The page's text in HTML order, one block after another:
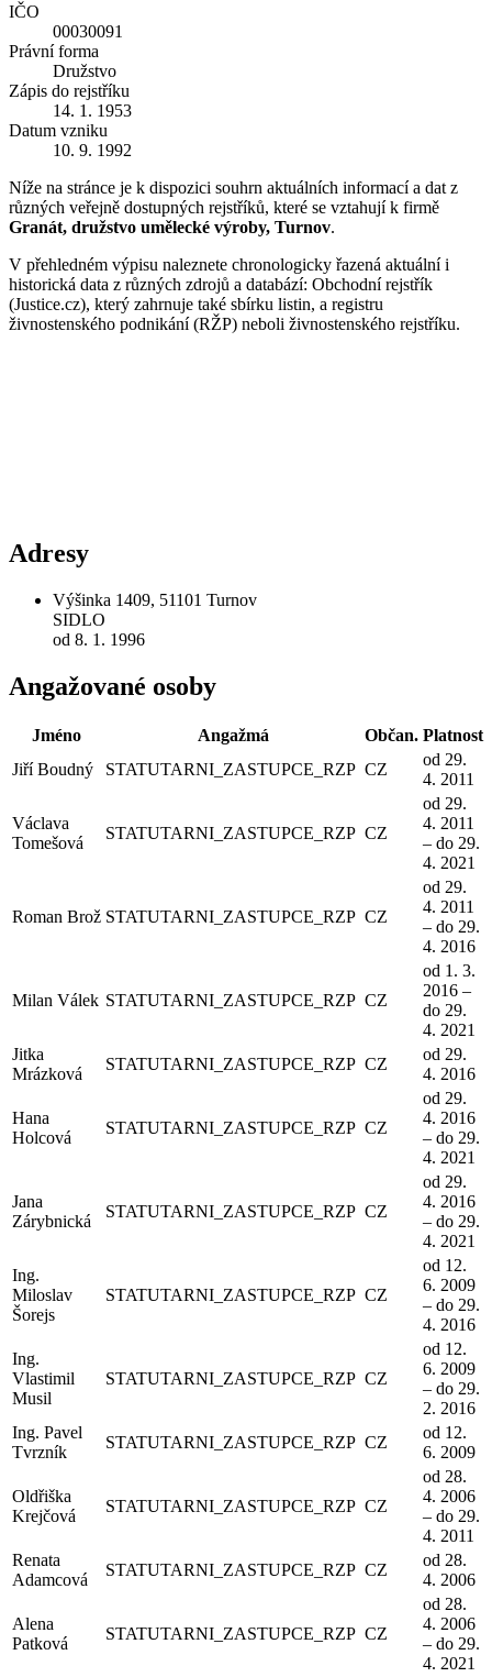
IČO
00030091
Právní forma
Družstvo
Zápis do rejstříku
14. 1. 1953
Datum vzniku
10. 9. 1992
Níže na stránce je k dispozici souhrn aktuálních informací a dat z
různých veřejně dostupných rejstříků, které se vztahují k firmě
Granát, družstvo umělecké výroby, Turnov.
V přehledném výpisu naleznete chronologicky řazená aktuální i
historická data z různých zdrojů a databází: Obchodní rejstřík
(Justice.cz), který zahrnuje také sbírku listin, a registru
živnostenského podnikání (RŽP) neboli živnostenského rejstříku.
Adresy
Výšinka 1409, 51101 Turnov
SIDLO
od 8. 1. 1996
Angažované osoby
Jméno Angažmá Občan. Platnost
Jiří Boudný
STATUTARNI_ZASTUPCE_RZP CZ
od 29.
4. 2011
Václava
Tomešová
STATUTARNI_ZASTUPCE_RZP CZ
od 29.
4. 2011
– do 29.
4. 2021
Roman Brož STATUTARNI_ZASTUPCE_RZP CZ
od 29.
4. 2011
– do 29.
4. 2016
Milan Válek STATUTARNI_ZASTUPCE_RZP CZ
od 1. 3.
2016 –
do 29.
4. 2021
Jitka
Mrázková
STATUTARNI_ZASTUPCE_RZP CZ
od 29.
4. 2016
Hana
Holcová
STATUTARNI_ZASTUPCE_RZP CZ
od 29.
4. 2016
– do 29.
4. 2021
Jana
Zárybnická
STATUTARNI_ZASTUPCE_RZP CZ
od 29.
4. 2016
– do 29.
4. 2021
Ing.
Miloslav
Šorejs
STATUTARNI_ZASTUPCE_RZP CZ
od 12.
6. 2009
– do 29.
4. 2016
Ing.
Vlastimil
Musil
STATUTARNI_ZASTUPCE_RZP CZ
od 12.
6. 2009
– do 29.
2. 2016
Ing. Pavel
Tvrzník
STATUTARNI_ZASTUPCE_RZP CZ
od 12.
6. 2009
Oldřiška
Krejčová
STATUTARNI_ZASTUPCE_RZP CZ
od 28.
4. 2006
– do 29.
4. 2011
Renata
Adamcová
STATUTARNI_ZASTUPCE_RZP CZ
od 28.
4. 2006
Alena
Patková
STATUTARNI_ZASTUPCE_RZP CZ
od 28.
4. 2006
– do 29.
4. 2021